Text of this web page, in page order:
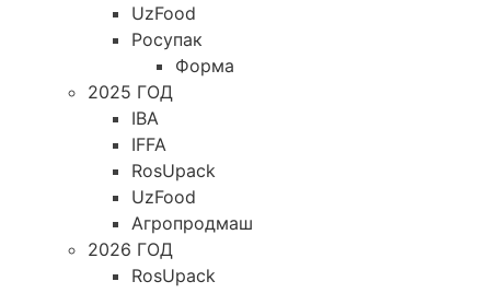
UzFood
Росупак
Форма
2025 ГОД
IBA
IFFA
RosUpack
UzFood
Агропродмаш
2026 ГОД
RosUpack